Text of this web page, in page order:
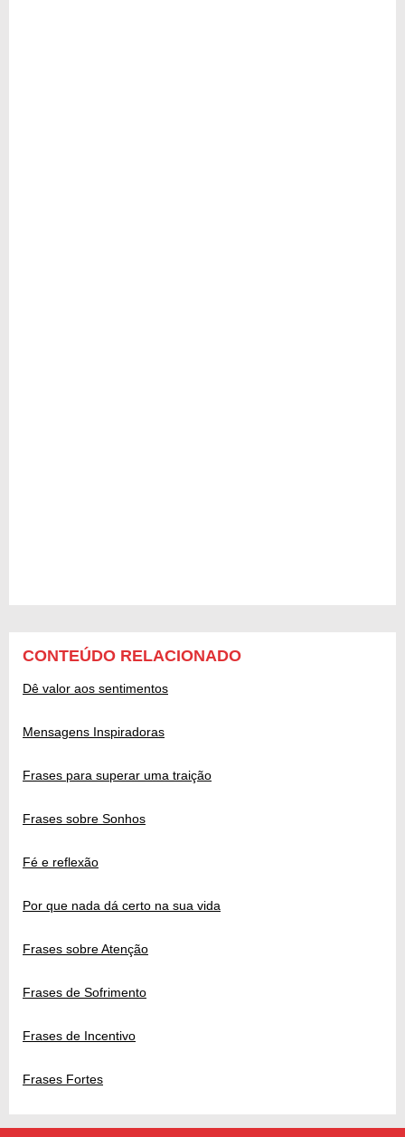
CONTEÚDO RELACIONADO
Dê valor aos sentimentos
Mensagens Inspiradoras
Frases para superar uma traição
Frases sobre Sonhos
Fé e reflexão
Por que nada dá certo na sua vida
Frases sobre Atenção
Frases de Sofrimento
Frases de Incentivo
Frases Fortes